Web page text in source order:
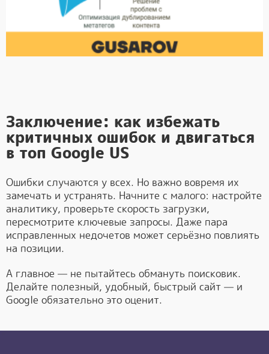
Заключение: как избежать
критичных ошибок и двигаться
в топ Google US
Ошибки случаются у всех. Но важно вовремя их
замечать и устранять. Начните с малого: настройте
аналитику, проверьте скорость загрузки,
пересмотрите ключевые запросы. Даже пара
исправленных недочетов может серьёзно повлиять
на позиции.
А главное — не пытайтесь обмануть поисковик.
Делайте полезный, удобный, быстрый сайт — и
Google обязательно это оценит.